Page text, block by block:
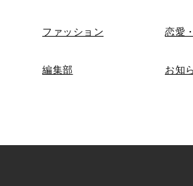
ファッション 恋愛
編集部 お知